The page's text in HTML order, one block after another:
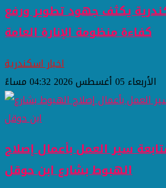
يكثف جهود تطوير ورفع
كفاءة منظومة الإنارة العامة
اخبار اسكندرية
الأربعاء 05 أغسطس 2026 04:32 مساءً
سير العمل بأعمال إصلاح
الهبوط بشارع ابن حوقل